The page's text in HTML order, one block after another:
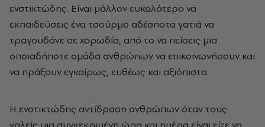
ενστικτώδης. Είναι μάλλον ευκολότερο να
εκπαιδεύσεις ένα τσούρμο αδέσποτα γατιά να
τραγουδάνε σε χορωδία, από το να πείσεις μια
οποιαδήποτε ομάδα ανθρώπων να επικοινωνήσουν και
να πράξουν εγκαίρως, ευθέως και αξιόπιστα.
Η ενστικτώδης αντίδραση ανθρώπων όταν τους